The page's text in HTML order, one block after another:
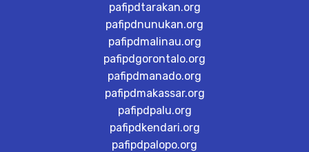
pafipdtarakan.org
pafipdnunukan.org
pafipdmalinau.org
pafipdgorontalo.org
pafipdmanado.org
pafipdmakassar.org
pafipdpalu.org
pafipdkendari.org
pafipdpalopo.org